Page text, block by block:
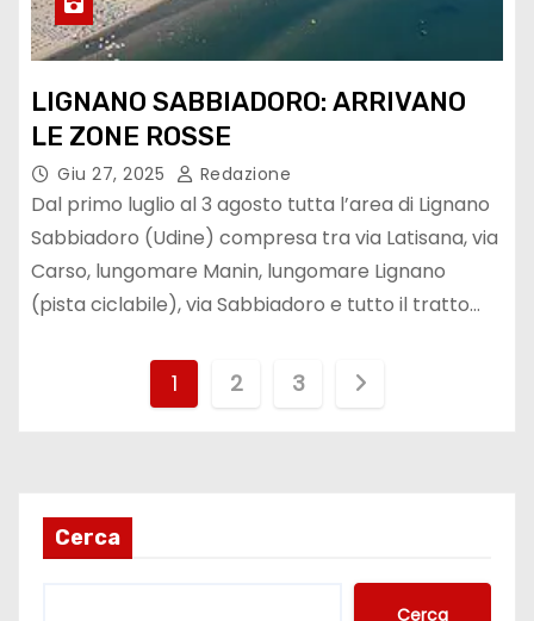
LIGNANO SABBIADORO: ARRIVANO
LE ZONE ROSSE
Giu 27, 2025 Redazione
Dal primo luglio al 3 agosto tutta l’area di Lignano
Sabbiadoro (Udine) compresa tra via Latisana, via
Carso, lungomare Manin, lungomare Lignano
(pista ciclabile), via Sabbiadoro e tutto il tratto…
1 2 3
Cerca
Cerca